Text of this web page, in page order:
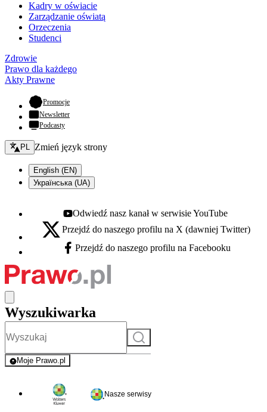
Kadry w oświacie
Zarządzanie oświatą
Orzeczenia
Studenci
Zdrowie
Prawo dla każdego
Akty Prawne
Promocje- otwiera się w nowej karcie
Newsletter
Podcasty
Zmień język - bieżący:
PL Zmień język strony
English (EN)
Українська (UA)
Youtube - otwiera się w nowej karcie
Odwiedź nasz kanał w serwisie YouTube
X - otwiera się w nowej karcie
Przejdź do naszego profilu na X (dawniej Twitter)
Facebook - otwiera się w nowej karcie
Przejdź do naszego profilu na Facebooku
Wyszukiwarka
Szukaj
Moje Prawo.pl
- rejestracja i logowanie do serwisu
Nasze serwisy